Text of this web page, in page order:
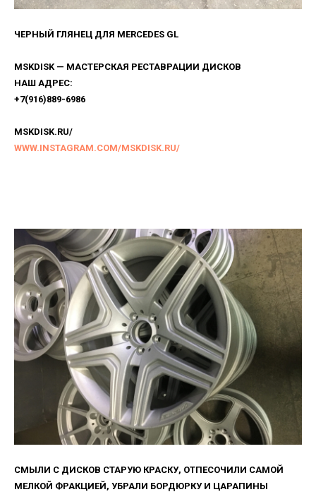
ЧЕРНЫЙ ГЛЯНЕЦ ДЛЯ MERCEDES GL
MSKDISK — МАСТЕРСКАЯ РЕСТАВРАЦИИ ДИСКОВ
НАШ АДРЕС:
+7(916)889-6986
MSKDISK.RU/
WWW.INSTAGRAM.COM/MSKDISK.RU/
СМЫЛИ С ДИСКОВ СТАРУЮ КРАСКУ, ОТПЕСОЧИЛИ САМОЙ
МЕЛКОЙ ФРАКЦИЕЙ, УБРАЛИ БОРДЮРКУ И ЦАРАПИНЫ